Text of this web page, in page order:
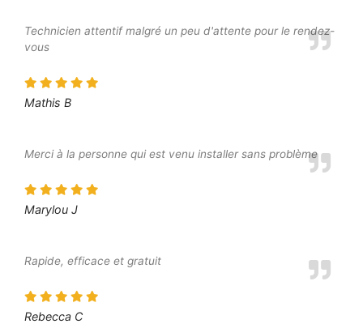
Technicien attentif malgré un peu d'attente pour le rendez-
vous
Mathis B
Merci à la personne qui est venu installer sans problème
Marylou J
Rapide, efficace et gratuit
Rebecca C